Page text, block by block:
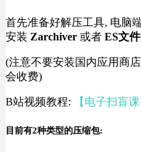
首先准备好解压工具, 电脑
安装 Zarchiver 或者 ES文
(注意不要安装国内应用商
会收费)
B站视频教程: 【电子扫盲
目前有2种类型的压缩包: